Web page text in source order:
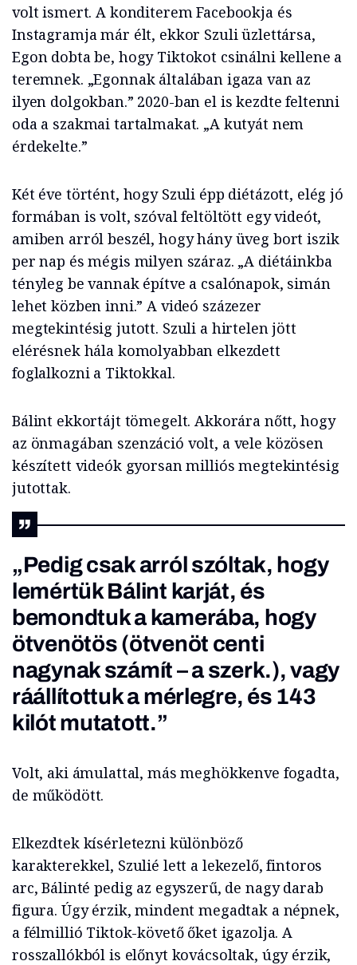
volt ismert. A konditerem Facebookja és
Instagramja már élt, ekkor Szuli üzlettársa,
Egon dobta be, hogy Tiktokot csinálni kellene a
teremnek. „Egonnak általában igaza van az
ilyen dolgokban.” 2020-ban el is kezdte feltenni
oda a szakmai tartalmakat. „A kutyát nem
érdekelte.”
Két éve történt, hogy Szuli épp diétázott, elég jó
formában is volt, szóval feltöltött egy videót,
amiben arról beszél, hogy hány üveg bort iszik
per nap és mégis milyen száraz. „A diétáinkba
tényleg be vannak építve a csalónapok, simán
lehet közben inni.” A videó százezer
megtekintésig jutott. Szuli a hirtelen jött
elérésnek hála komolyabban elkezdett
foglalkozni a Tiktokkal.
Bálint ekkortájt tömegelt. Akkorára nőtt, hogy
az önmagában szenzáció volt, a vele közösen
készített videók gyorsan milliós megtekintésig
jutottak.
„Pedig csak arról szóltak, hogy
lemértük Bálint karját, és
bemondtuk a kamerába, hogy
ötvenötös (ötvenöt centi
nagynak számít– a szerk.), vagy
ráállítottuk a mérlegre, és 143
kilót mutatott.”
Volt, aki ámulattal, más meghökkenve fogadta,
de működött.
Elkezdtek kísérletezni különböző
karakterekkel, Szulié lett a lekezelő, fintoros
arc, Bálinté pedig az egyszerű, de nagy darab
figura. Úgy érzik, mindent megadtak a népnek,
a félmillió Tiktok-követő őket igazolja. A
rosszallókból is előnyt kovácsoltak, úgy érzik,